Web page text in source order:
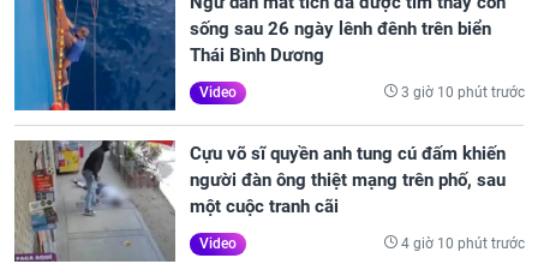
sống sau 26 ngày lênh đênh trên biển
Thái Bình Dương
Video 3 giờ 10 phút trước
Cựu võ sĩ quyền anh tung cú đấm khiến
người đàn ông thiệt mạng trên phố, sau
một cuộc tranh cãi
Video 4 giờ 10 phút trước